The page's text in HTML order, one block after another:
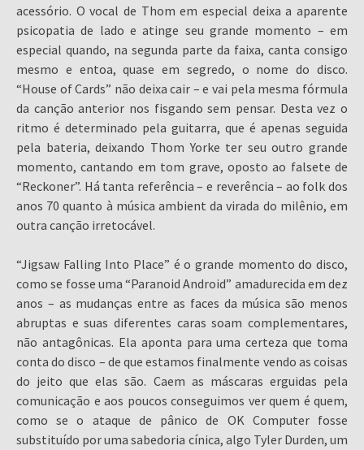
acessório. O vocal de Thom em especial deixa a aparente
psicopatia de lado e atinge seu grande momento – em
especial quando, na segunda parte da faixa, canta consigo
mesmo e entoa, quase em segredo, o nome do disco.
“House of Cards” não deixa cair – e vai pela mesma fórmula
da canção anterior nos fisgando sem pensar. Desta vez o
ritmo é determinado pela guitarra, que é apenas seguida
pela bateria, deixando Thom Yorke ter seu outro grande
momento, cantando em tom grave, oposto ao falsete de
“Reckoner”. Há tanta referência – e reverência – ao folk dos
anos 70 quanto à música ambient da virada do milênio, em
outra canção irretocável.
“Jigsaw Falling Into Place” é o grande momento do disco,
como se fosse uma “Paranoid Android” amadurecida em dez
anos – as mudanças entre as faces da música são menos
abruptas e suas diferentes caras soam complementares,
não antagônicas. Ela aponta para uma certeza que toma
conta do disco – de que estamos finalmente vendo as coisas
do jeito que elas são. Caem as máscaras erguidas pela
comunicação e aos poucos conseguimos ver quem é quem,
como se o ataque de pânico de OK Computer fosse
substituído por uma sabedoria cínica, algo Tyler Durden, um